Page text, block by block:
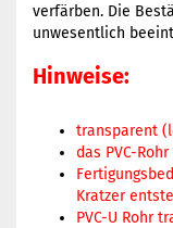
verfärben. Die
unwesentlich
Hinweise:
transparent
das PVC-
Kratzer
PVC-U Rohr